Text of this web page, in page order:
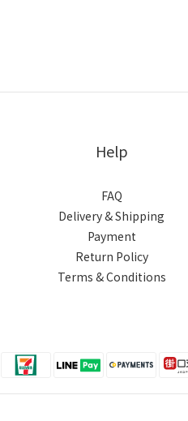
Help
FAQ
Delivery & Shipping
Payment
Return Policy
Terms & Conditions